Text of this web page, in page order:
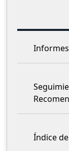
Índice